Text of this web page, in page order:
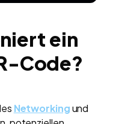
ein
Code?
Networkingund